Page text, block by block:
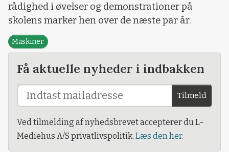
rådighed i øvelser og demonstrationer på
skolens marker hen over de næste par år.
Maskiner
Få aktuelle nyheder i indbakken
Tilmeld
Ved tilmelding af nyhedsbrevet accepterer du L-
Mediehus A/S privatlivspolitik. Læs den her.